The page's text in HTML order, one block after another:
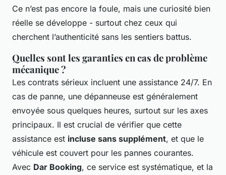
Ce n’est pas encore la foule, mais une curiosité bien
réelle se développe - surtout chez ceux qui
cherchent l’authenticité sans les sentiers battus.
Quelles sont les garanties en cas de problème
mécanique ?
Les contrats sérieux incluent une assistance 24/7. En
cas de panne, une dépanneuse est généralement
envoyée sous quelques heures, surtout sur les axes
principaux. Il est crucial de vérifier que cette
assistance est incluse sans supplément, et que le
véhicule est couvert pour les pannes courantes.
Avec Dar Booking, ce service est systématique, et la